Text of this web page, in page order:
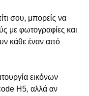
σου, μπορείς να
με φωτογραφίες και
κάθε έναν από
εικόνων
H5, αλλά αν